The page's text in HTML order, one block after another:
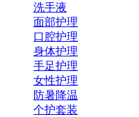
洗手液
面部护理
口腔护理
身体护理
手足护理
女性护理
防暑降温
个护套装